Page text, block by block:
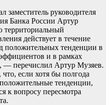
заместитель руководителя
Банка России Артур
территориальный
действует в течение
положительных тенденции в
и в рамках
— перечислил Артур Музяев.
если хотя бы полгода
тенденции,
к вопросу пересмотра